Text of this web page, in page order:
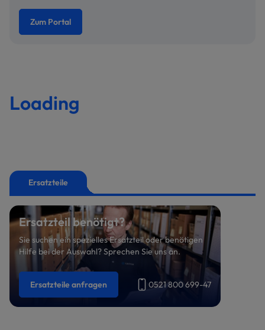
Zum Portal
Loading
Ersatzteile
Ersatzteil benötigt?
Sie suchen ein spezielles Ersatzteil oder benötigen
Hilfe bei der Auswahl? Sprechen Sie uns an.
Ersatzteile anfragen 0521 800 699-47